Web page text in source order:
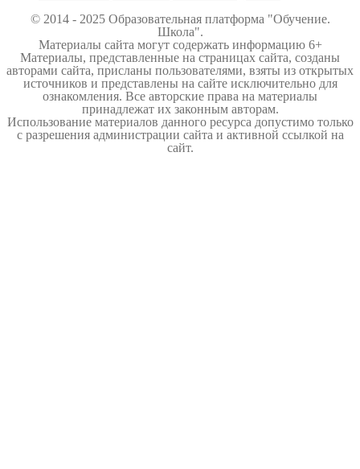
© 2014 - 2025 Образовательная платформа "Обучение.
Школа".
Материалы сайта могут содержать информацию 6+
Материалы, представленные на страницах сайта, созданы
авторами сайта, присланы пользователями, взяты из открытых
источников и представлены на сайте исключительно для
ознакомления. Все авторские права на материалы
принадлежат их законным авторам.
Использование материалов данного ресурса допустимо только
с разрешения администрации сайта и активной ссылкой на
сайт.